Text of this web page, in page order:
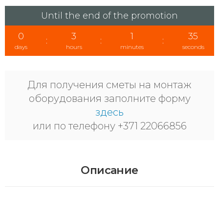
Until the end of the promotion
0
days
: 3
hours
: 1
minutes
: 35
seconds
Для получения сметы на монтаж
оборудования заполните форму
здесь
или по телефону +371 22066856
Описание